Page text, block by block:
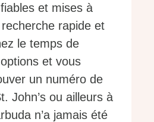
et mises à
rapide et
le temps de
et vous
un numéro de
John’s ou ailleurs à
n’a jamais été